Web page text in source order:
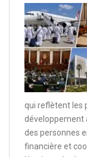
qui reflètent les
développement
des personnes
financière et